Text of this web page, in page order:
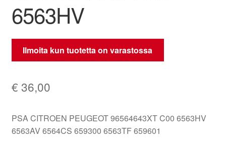
6563HV
Ilmoita kun tuotetta on varastossa
€ 36,00
PSA CITROEN PEUGEOT 96564643XT C00 6563HV
6563AV 6564CS 659300 6563TF 659601